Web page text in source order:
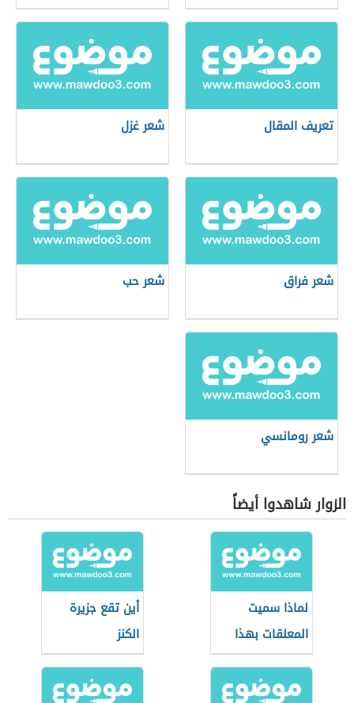
تعريف المقال شعر غزل
شعر فراق شعر حب
شعر رومانسي
الزوار شاهدوا أيضاً
لماذا سميت
المعلقات بهذا
الاسم
أين تقع جزيرة
الكنز